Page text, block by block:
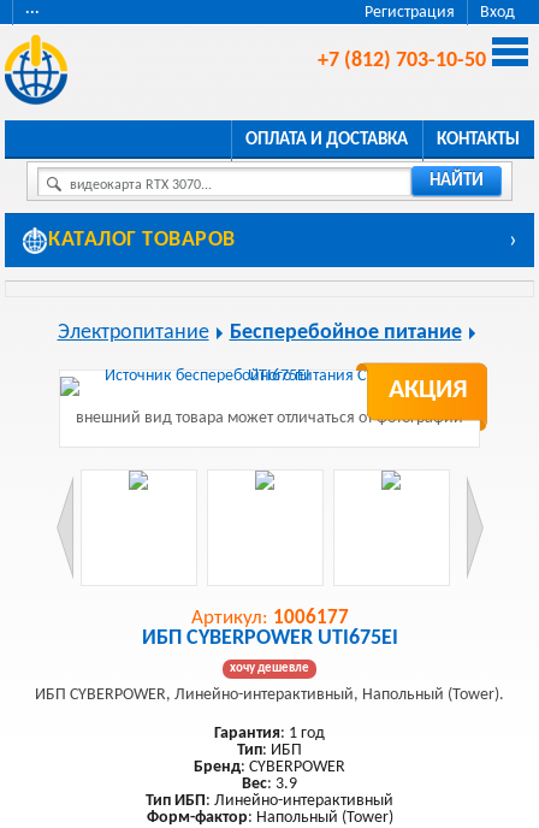
Регистрация Вход
···
+7 (812) 703-10-50
ОПЛАТА И ДОСТАВКА КОНТАКТЫ
видеокарта RTX 3070... НАЙТИ
КАТАЛОГ ТОВАРОВ ›
Электропитание Бесперебойное питание
АКЦИЯ
внешний вид товара может отличаться от фотографии
Артикул: 1006177
ИБП CYBERPOWER UTI675EI
хочу дешевле
ИБП CYBERPOWER, Линейно-интерактивный, Напольный (Tower).
Гарантия: 1 год
Тип: ИБП
Бренд: CYBERPOWER
Вес: 3.9
Тип ИБП: Линейно-интерактивный
Форм-фактор: Напольный (Tower)